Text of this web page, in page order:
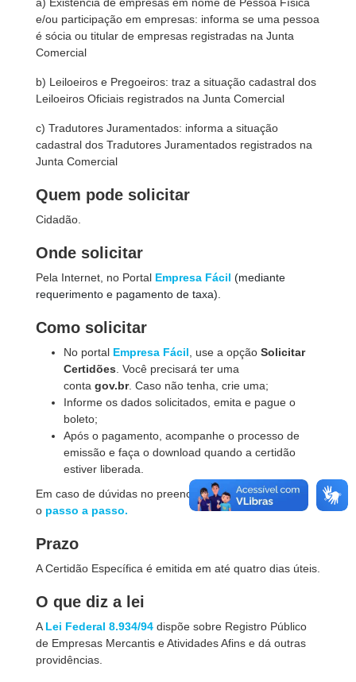
e/ou participação em empresas: informa se uma pessoa
é sócia ou titular de empresas registradas na Junta
Comercial
b) Leiloeiros e Pregoeiros: traz a situação cadastral dos
Leiloeiros Oficiais registrados na Junta Comercial
c) Tradutores Juramentados: informa a situação
cadastral dos Tradutores Juramentados registrados na
Junta Comercial
Quem pode solicitar
Cidadão.
Onde solicitar
Pela Internet, no Portal Empresa Fácil (mediante
requerimento e pagamento de taxa).
Como solicitar
No portal Empresa Fácil , use a opção Solicitar
Certidões . Você precisará ter uma
conta gov.br. Caso não tenha, crie uma;
Informe os dados solicitados, emita e pague o
boleto;
Após o pagamento, acompanhe o processo de
emissão e faça o download quando a certidão
estiver liberada.
Em caso de dúvidas no preenchimento, consulte
o passo a passo.
Prazo
A Certidão Específica é emitida em até quatro dias úteis.
O que diz a lei
A Lei Federal 8.934/94 dispõe sobre Registro Público
de Empresas Mercantis e Atividades Afins e dá outras
providências.